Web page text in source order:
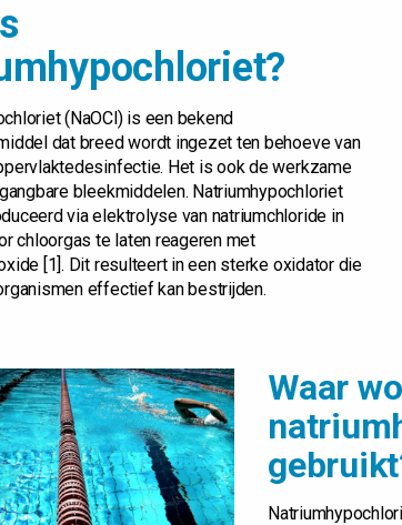
(NaOCl) is een bekend
dat breed wordt ingezet ten behoeve van
Het is ook de werkzame
bleekmiddelen. Natriumhypochloriet
via elektrolyse van natriumchloride in
chloorgas te laten reageren met
[1]. Dit resulteert in een sterke oxidator die
effectief kan bestrijden.
Waar